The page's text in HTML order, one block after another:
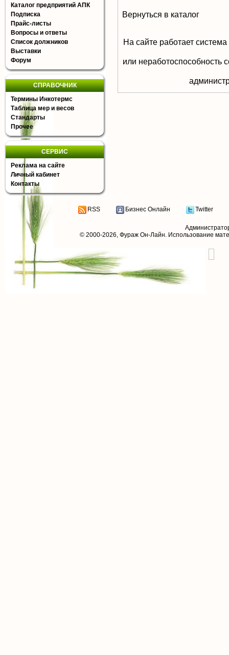
Каталог предприятий АПК
Подписка
Прайс-листы
Вопросы и ответы
Список должников
Выставки
Форум
СПРАВОЧНИК
Термины Инкотермс
Таблица мер и весов
Стандарты
Прочее
СЕРВИС
Реклама на сайте
Личный кабинет
Контакты
Вернуться в каталог
На сайте работает
или неработоспособность
RSS Бизнес Онлайн Twitter
© 2000-2026, Фураж Он-Лайн. Использование